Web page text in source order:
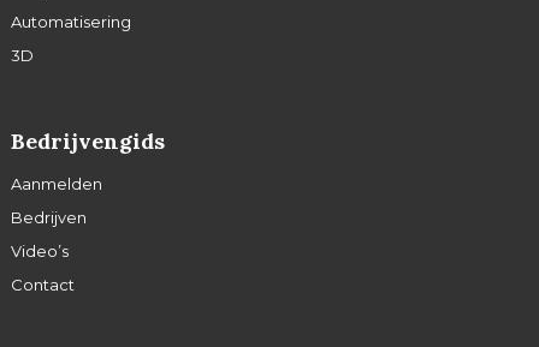
Automatisering
3D
Bedrijvengids
Aanmelden
Bedrijven
Video’s
Contact